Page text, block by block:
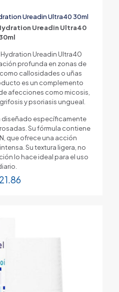
Ureadin Ultra40 30ml
Ureadin Ultra40
Hydration Ureadin Ultra40
profunda en zonas de
callosidades o uñas
es un complemento
afecciones como micosis,
y psoriasis ungueal.
diseñado específicamente
Su fórmula contiene
que ofrece una acción
Su textura ligera, no
lo hace ideal para el uso
21.86